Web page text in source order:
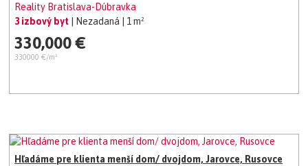
Reality Bratislava-Dúbravka
3 izbový byt
| Nezadaná | 1 m²
330,000 €
330000 €/m²
Hľadáme pre klienta menší dom/ dvojdom, Jarovce, Rusovce